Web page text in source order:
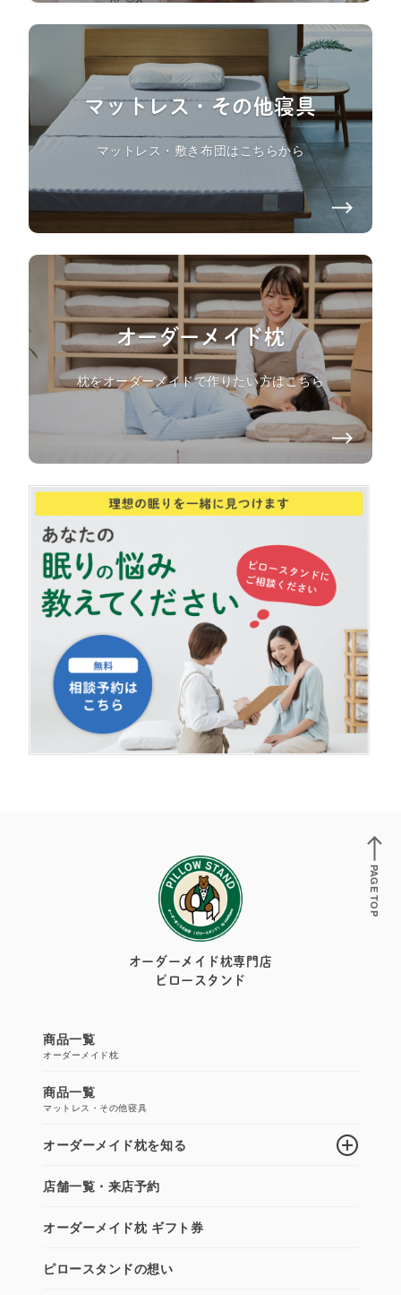
マットレス・その他寝具
マットレス・敷き布団はこちらから
オーダーメイド枕
枕をオーダーメイドで作りたい方はこちら
オーダーメイド枕専門店
ピロースタンド
商品一覧
オーダーメイド枕
商品一覧
マットレス・その他寝具
オーダーメイド枕を知る
店舗一覧・来店予約
オーダーメイド枕 ギフト券
ピロースタンドの想い
PAGE TOP